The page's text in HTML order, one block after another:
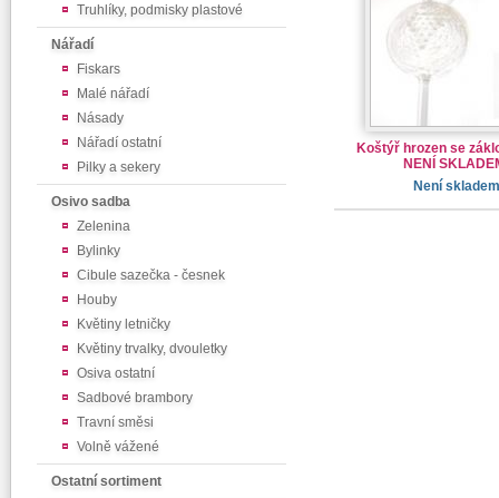
Truhlíky, podmisky plastové
Nářadí
Fiskars
Malé nářadí
Násady
Nářadí ostatní
Pilky a sekery
Osivo sadba
Zelenina
Bylinky
Cibule sazečka - česnek
Houby
Květiny letničky
Květiny trvalky, dvouletky
Osiva ostatní
Sadbové brambory
Travní směsi
Volně vážené
Ostatní sortiment
Koštýř hrozen se
NENÍ
Není skladem